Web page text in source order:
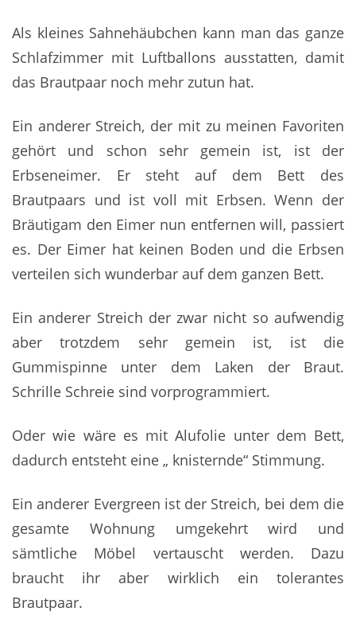
Als kleines Sahnehäubchen kann man das ganze
Schlafzimmer mit Luftballons ausstatten, damit
das Brautpaar noch mehr zutun hat.
Ein anderer Streich, der mit zu meinen Favoriten
gehört und schon sehr gemein ist, ist der
Erbseneimer. Er steht auf dem Bett des
Brautpaars und ist voll mit Erbsen. Wenn der
Bräutigam den Eimer nun entfernen will, passiert
es. Der Eimer hat keinen Boden und die Erbsen
verteilen sich wunderbar auf dem ganzen Bett.
Ein anderer Streich der zwar nicht so aufwendig
aber trotzdem sehr gemein ist, ist die
Gummispinne unter dem Laken der Braut.
Schrille Schreie sind vorprogrammiert.
Oder wie wäre es mit Alufolie unter dem Bett,
dadurch entsteht eine „ knisternde“ Stimmung.
Ein anderer Evergreen ist der Streich, bei dem die
gesamte Wohnung umgekehrt wird und
sämtliche Möbel vertauscht werden. Dazu
braucht ihr aber wirklich ein tolerantes
Brautpaar.